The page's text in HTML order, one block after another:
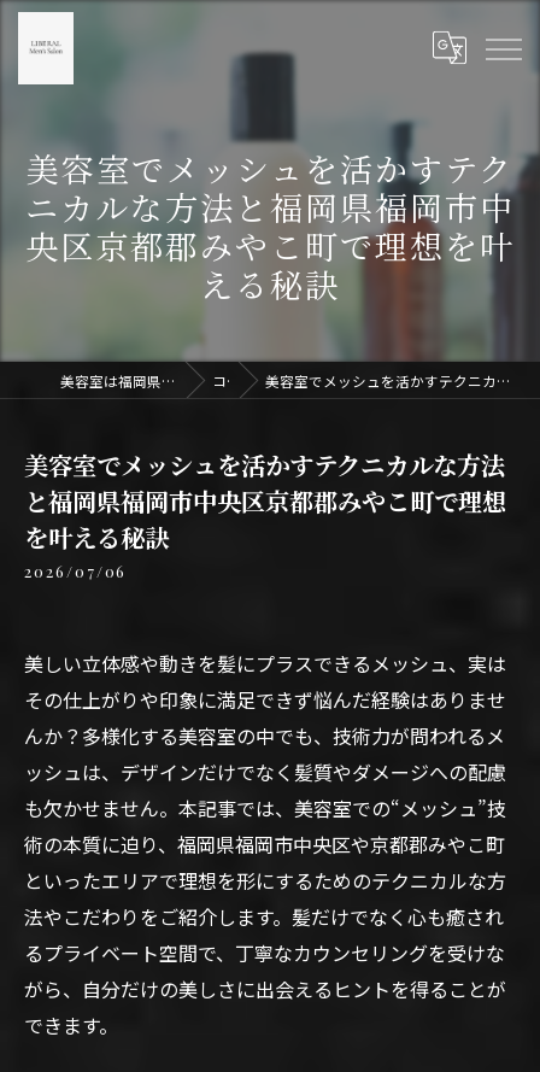
美容室でメッシュを活かすテク
ニカルな方法と福岡県福岡市中
央区京都郡みやこ町で理想を叶
える秘訣
美容室は福岡県天神のLIBERAL Men's Salon天神 コラム 美容室でメッシュを活かすテクニカルな方法と福岡県福岡市中央区京都郡みやこ町で理想を叶える秘訣
美容室でメッシュを活かすテクニカルな方法
と福岡県福岡市中央区京都郡みやこ町で理想
を叶える秘訣
2026/07/06
美しい立体感や動きを髪にプラスできるメッシュ、実は
その仕上がりや印象に満足できず悩んだ経験はありませ
んか？多様化する美容室の中でも、技術力が問われるメ
ッシュは、デザインだけでなく髪質やダメージへの配慮
も欠かせません。本記事では、美容室での“メッシュ”技
術の本質に迫り、福岡県福岡市中央区や京都郡みやこ町
といったエリアで理想を形にするためのテクニカルな方
法やこだわりをご紹介します。髪だけでなく心も癒され
るプライベート空間で、丁寧なカウンセリングを受けな
がら、自分だけの美しさに出会えるヒントを得ることが
できます。